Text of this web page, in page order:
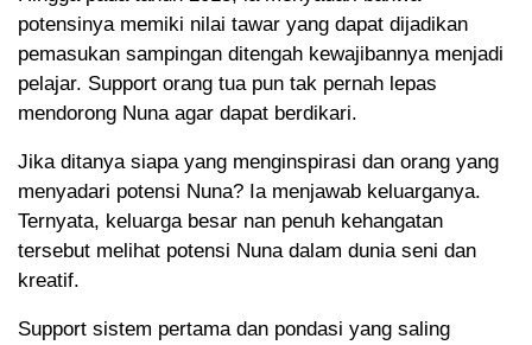
potensinya memiki nilai tawar yang dapat dijadikan
pemasukan sampingan ditengah kewajibannya menjadi
pelajar. Support orang tua pun tak pernah lepas
mendorong Nuna agar dapat berdikari.
Jika ditanya siapa yang menginspirasi dan orang yang
menyadari potensi Nuna? Ia menjawab keluarganya.
Ternyata, keluarga besar nan penuh kehangatan
tersebut melihat potensi Nuna dalam dunia seni dan
kreatif.
Support sistem pertama dan pondasi yang saling